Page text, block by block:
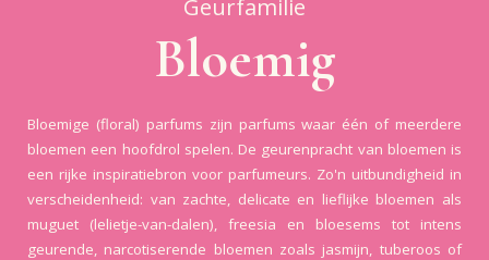
Geurfamilie
Bloemig
Bloemige (floral) parfums zijn parfums waar één of meerdere
bloemen een hoofdrol spelen. De geurenpracht van bloemen is
een rijke inspiratiebron voor parfumeurs. Zo'n uitbundigheid in
verscheidenheid: van zachte, delicate en lieflijke bloemen als
muguet (lelietje-van-dalen), freesia en bloesems tot intens
geurende, narcotiserende bloemen zoals jasmijn, tuberoos of